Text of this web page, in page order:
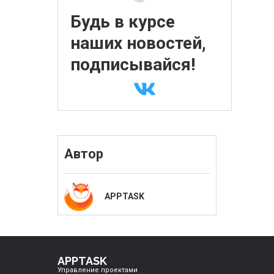
Будь в курсе
наших новостей,
подписывайся!
Автор
APPTASK
APPTASK
Управление проектами